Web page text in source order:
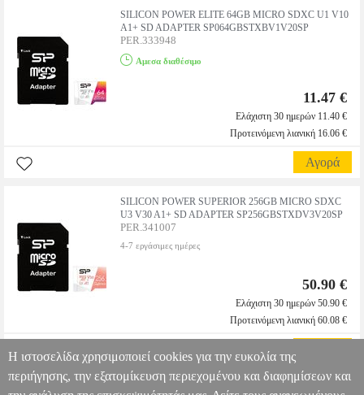
SILICON POWER ELITE 64GB MICRO SDXC U1 V10
A1+ SD ADAPTER SP064GBSTXBV1V20SP
PER.333948
Αμεσα διαθέσιμο
11.47 €
Ελάχιστη 30 ημερών 11.40 €
Προτεινόμενη λιανική 16.06 €
Αγορά
SILICON POWER SUPERIOR 256GB MICRO SDXC
U3 V30 A1+ SD ADAPTER SP256GBSTXDV3V20SP
PER.341007
4-7 εργάσιμες ημέρες
50.90 €
Ελάχιστη 30 ημερών 50.90 €
Προτεινόμενη λιανική 60.08 €
Η ιστοσελίδα χρησιμοποιεί cookies για την ευκολία της
περιήγησης, την εξατομίκευση περιεχομένου και διαφημίσεων και